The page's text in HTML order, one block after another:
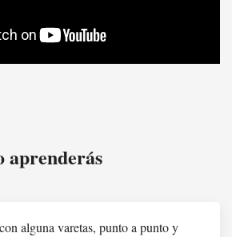
aprenderás
alguna varetas, punto a punto y